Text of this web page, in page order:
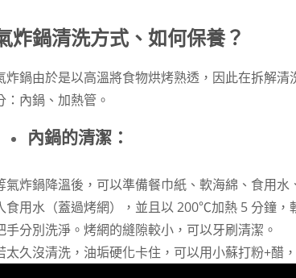
炸鍋清洗方式、如何保養？
炸鍋由於是以高溫將食物烘烤熟透，因此在拆解
：內鍋、加熱管。
內鍋的清潔：
氣炸鍋降溫後，可以準備餐巾紙、軟海綿、食用
食用水（蓋過烤網），並且以 200℃加熱 5 分鐘
手分別洗淨。烤網的縫隙較小，可以牙刷清潔。
太久沒清洗，油垢硬化卡住，可以用小蘇打粉+醋